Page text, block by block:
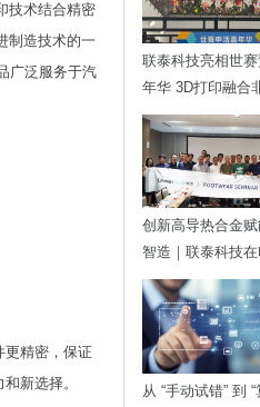
技术结合精密
制造技术的一
广泛服务于汽
更精密，保证
新选择。
联泰科技亮相世
年华 3D打印融合
技能魅力
创新高导热合金
智造｜联泰科技
布金属3D打印落
从 “手动试错” 到